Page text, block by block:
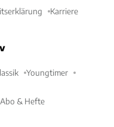
Karriere
Youngtimer
Abo & Hefte